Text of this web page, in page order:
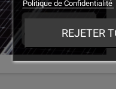
Politique de Confidentialité
REJETER